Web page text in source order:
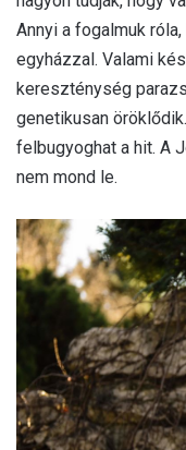
Annyi a fogalmuk
egyházzal. Valami
kereszténység
genetikusan
felbugyoghat a hit. A
nem mond le.